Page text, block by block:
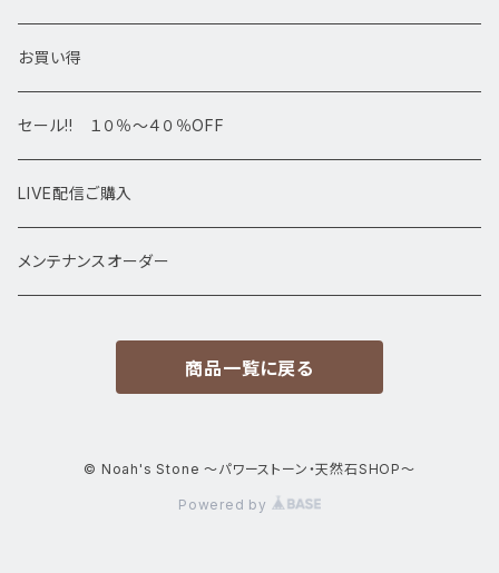
デザインブレス
高級・高品質ブレスレット
サイズ
13㎜以上
ポイント・タワー・タンブル
スフィア 丸玉
置物
原石・クラスター
お買い得
セール!! １０％～４０％OFF
LIVE配信ご購入
メンテナンスオーダー
商品一覧に戻る
© Noah's Stone ～パワーストーン・天然石SHOP～
Powered by